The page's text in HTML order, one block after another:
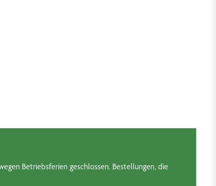
Betriebsferien geschlossen. Bestellungen, die